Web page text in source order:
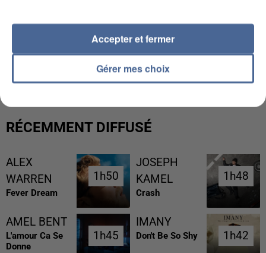
UNE TOURISTE DE L’OISE EMPORTÉE PAR UNE
COULÉE DE BOUE EN HAUTE-SAVOIE
RÉCEMMENT DIFFUSÉ
ALEX
WARREN
Fever Dream
1h50
1h50
JOSEPH
KAMEL
Crash
1h48
1h48
AMEL BENT
L'amour Ca Se
Donne
1h45
1h45
IMANY
Don't Be So Shy 1h42
1h42
Gérer mes choix
Accepter et fermer